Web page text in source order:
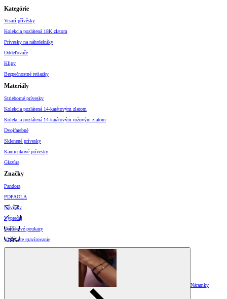
Kategórie
Visací přívěsky
Kolekcia pozlátená 18K zlatom
Prívesky na náhrdelníky
Oddeľovače
Klipy
Bezpečnostné retiazky
Materiály
Strieborné prívesky
Kolekcia pozlátená 14-karátovým zlatom
Kolekcia pozlátená 14-karátovým ružovým zlatom
Dvojfarebné
Sklenené prívesky
Kamienkové prívesky
Glazúra
Značky
Pandora
PDPAOLA
Novinky
Výpredaj
Darčekové poukazy
Vzory pre gravírovanie
Náramky